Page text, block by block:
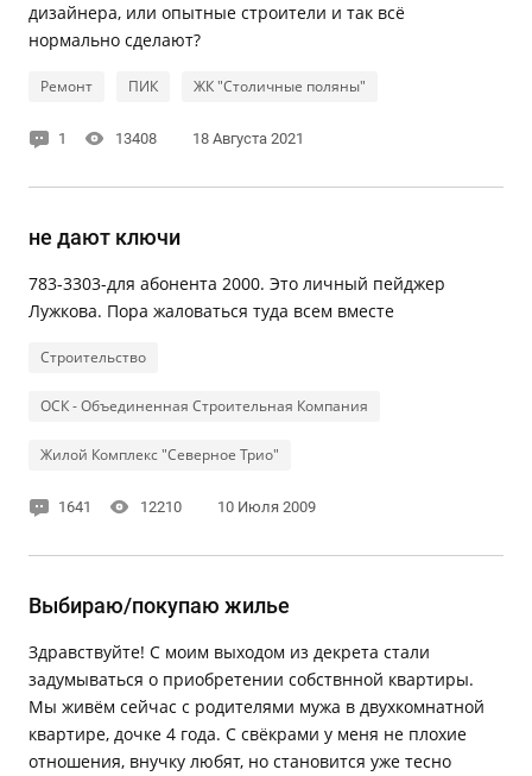
дизайнера, или опытные строители и так всё
нормально сделают?
Ремонт ПИК ЖК "Столичные поляны"
1 13408 18 Августа 2021
не дают ключи
783-3303-для абонента 2000. Это личный пейджер
Лужкова. Пора жаловаться туда всем вместе
Строительство
ОСК - Объединенная Строительная Компания
Жилой Комплекс "Северное Трио"
1641 12210 10 Июля 2009
Выбираю/покупаю жилье
Здравствуйте! С моим выходом из декрета стали
задумываться о приобретении собствнной квартиры.
Мы живём сейчас с родителями мужа в двухкомнатной
квартире, дочке 4 года. С свёкрами у меня не плохие
отношения, внучку любят, но становится уже тесно